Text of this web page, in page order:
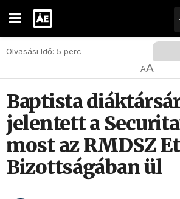
Olvasási Idő: 5 perc
AA
Baptista
jelentett a
most az RMDSZ
Bizottságában ül